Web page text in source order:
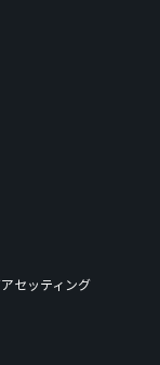
セッティング